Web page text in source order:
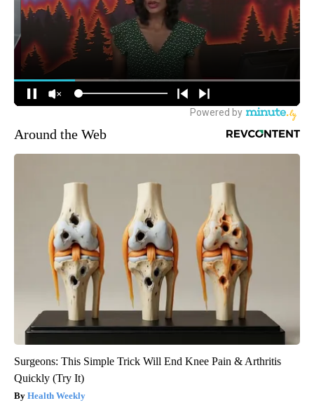
Around the Web
Surgeons: This Simple Trick Will End Knee Pain & Arthritis
Quickly (Try It)
Health Weekly